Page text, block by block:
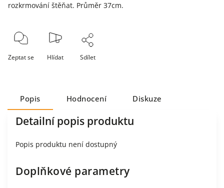
rozkrmování štěňat. Průměr 37cm.
Zeptat se Hlídat Sdílet
Popis Hodnocení Diskuze
Detailní popis produktu
Popis produktu není dostupný
Doplňkové parametry